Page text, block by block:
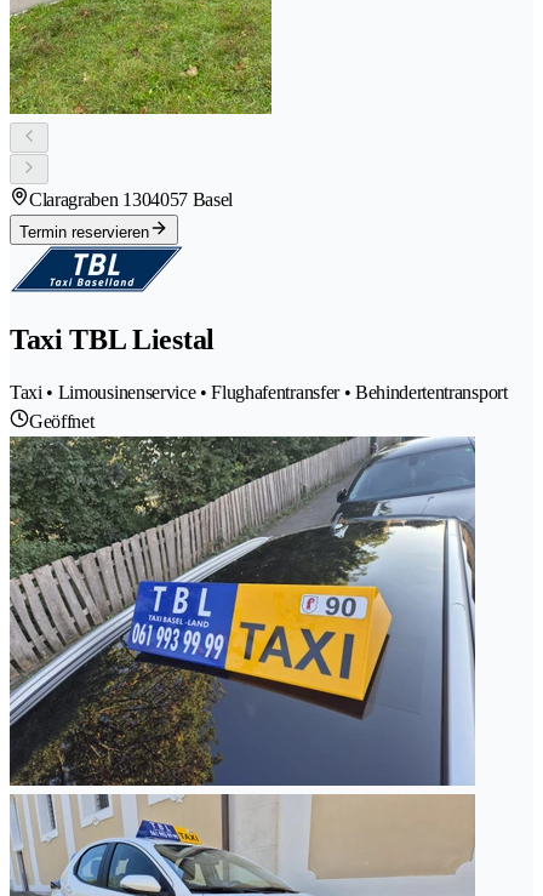
Claragraben 1304057 Basel
Termin reservieren
Taxi TBL Liestal
Taxi • Limousinenservice • Flughafentransfer • Behindertentransport
Geöffnet